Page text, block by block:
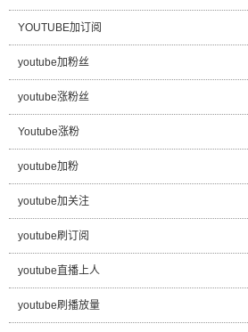
YOUTUBE加订阅
youtube加粉丝
youtube涨粉丝
Youtube涨粉
youtube加粉
youtube加关注
youtube刷订阅
youtube直播上人
youtube刷播放量